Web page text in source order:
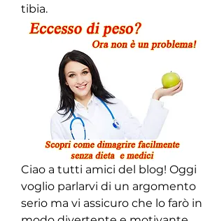
tibia.
Ciao a tutti amici del blog! Oggi
voglio parlarvi di un argomento
serio ma vi assicuro che lo farò in